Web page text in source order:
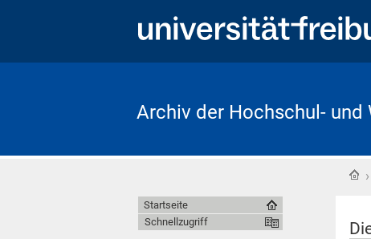
Archiv der Hochschul-
›
Startseite
Schnellzugriff